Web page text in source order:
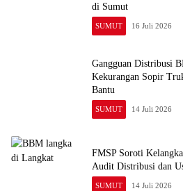
di Sumut
SUMUT 16 Juli 2026
Gangguan Distribusi
Kekurangan Sopir
Bantu
SUMUT 14 Juli 2026
FMSP Soroti
Audit Distribusi dan
SUMUT 14 Juli 2026